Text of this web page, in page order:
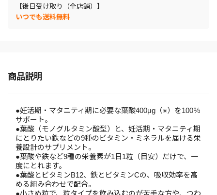
【後日受け取り（全店舗）】
いつでも送料無料
商品説明
●妊活期・マタニティ期に必要な葉酸400μg（※）を100％
サポート。
●葉酸（モノグルタミン酸型）と、妊活期・マタニティ期
にとりたい鉄などの9種のビタミン・ミネラルを届ける栄
養設計のサプリメント。
●葉酸や鉄など9種の栄養素が1日1粒（目安）だけで、一
度にとれます。
●葉酸とビタミンB12、鉄とビタミンCの、吸収効率を高
める組み合わせで配合。
●小さめ粒で、粒タイプを飲み込むのが苦手な方や、つわ